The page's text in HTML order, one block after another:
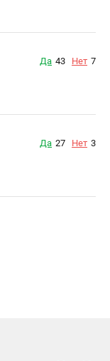
Да 43 Нет 7
Да 27 Нет 3